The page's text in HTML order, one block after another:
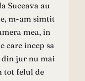
Suceava au
m-am simtit
mea, in
care incep sa
din jur nu mai
tot felul de